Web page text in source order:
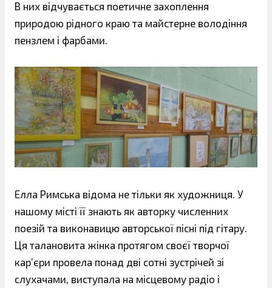
В них відчувається поетичне захоплення
природою рідного краю та майстерне володіння
пензлем і фарбами.
Елла Римська відома не тільки як художниця. У
нашому місті її знають як авторку численних
поезій та виконавицю авторської пісні під гітару.
Ця талановита жінка протягом своєї творчої
кар’єри провела понад дві сотні зустрічей зі
слухачами, виступала на місцевому радіо і